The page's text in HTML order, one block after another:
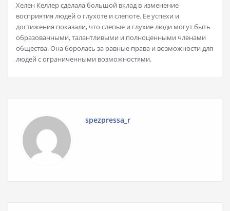
Хелен Келлер сделала большой вклад в изменение
восприятия людей о глухоте и слепоте. Ее успехи и
достижения показали, что слепые и глухие люди могут быть
образованными, талантливыми и полноценными членами
общества. Она боролась за равные права и возможности для
людей с ограниченными возможностями.
spezpressa_r